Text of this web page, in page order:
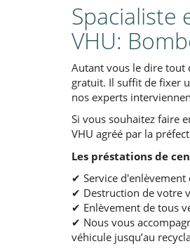
Spacialiste
VHU:
Autant vous le dire tout
gratuit. Il suffit de fixer
nos experts
Si vous souhaitez faire
VHU agréé par la
Les préstations de
✔ Service d'enlèvement
✔ Destruction de votre
✔ Enlèvement de tous
✔ Nous vous
véhicule jusqu’au